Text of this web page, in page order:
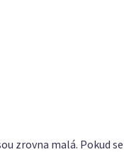
zrovna malá. Pokud